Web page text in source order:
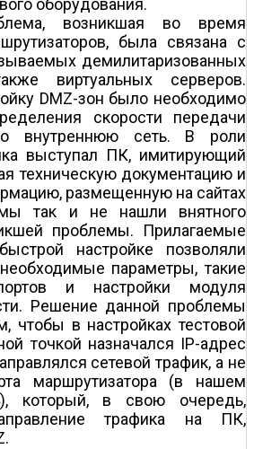
оборудования.
возникшая во время
была связана с
демилитаризованных
виртуальных серверов.
DMZ-зон было необходимо
скорости передачи
внутреннюю сеть. В роли
выступал ПК, имитирующий
техническую документацию и
размещенную на сайтах
мы так и не нашли внятного
проблемы. Прилагаемые
настройке позволяли
параметры, такие
и настройки модуля
Решение данной проблемы
чтобы в настройках тестовой
точкой назначался IP-адрес
сетевой трафик, а не
маршрутизатора (в нашем
который, в свою очередь,
трафика на ПК,